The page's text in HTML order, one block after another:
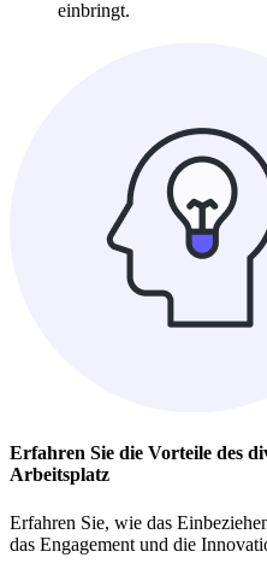
einbringt.
Erfahren Sie die Vorteile des
Arbeitsplatz
Erfahren Sie, wie das
das Engagement und die